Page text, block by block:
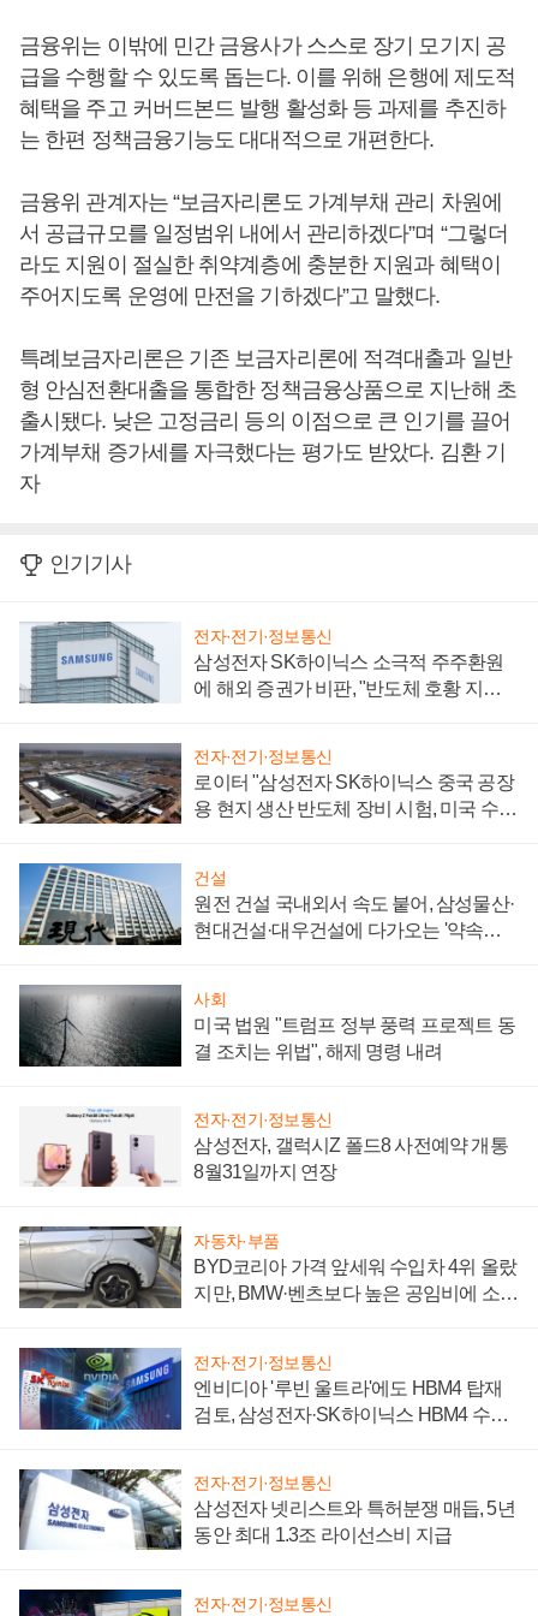
금융위는 이밖에 민간 금융사가 스스로 장기 모기지 공
급을 수행할 수 있도록 돕는다. 이를 위해 은행에 제도적
혜택을 주고 커버드본드 발행 활성화 등 과제를 추진하
는 한편 정책금융기능도 대대적으로 개편한다.
금융위 관계자는 “보금자리론도 가계부채 관리 차원에
서 공급규모를 일정범위 내에서 관리하겠다”며 “그렇더
라도 지원이 절실한 취약계층에 충분한 지원과 혜택이
주어지도록 운영에 만전을 기하겠다”고 말했다.
특례보금자리론은 기존 보금자리론에 적격대출과 일반
형 안심전환대출을 통합한 정책금융상품으로 지난해 초
출시됐다. 낮은 고정금리 등의 이점으로 큰 인기를 끌어
가계부채 증가세를 자극했다는 평가도 받았다. 김환 기
자
인기기사
전자·전기·정보통신
삼성전자 SK하이닉스 소극적 주주환원
에 해외 증권가 비판, "반도체 호황 지속
전자·전기·정보통신
로이터 "삼성전자 SK하이닉스 중국 공장
용 현지 생산 반도체 장비 시험, 미국 수출
건설
원전 건설 국내외서 속도 붙어, 삼성물산·
현대건설·대우건설에 다가오는 '약속의
사회
미국 법원 "트럼프 정부 풍력 프로젝트 동
결 조치는 위법", 해제 명령 내려
전자·전기·정보통신
삼성전자, 갤럭시Z 폴드8 사전예약 개통
8월31일까지 연장
자동차·부품
BYD코리아 가격 앞세워 수입차 4위 올랐
지만, BMW·벤츠보다 높은 공임비에 소비
전자·전기·정보통신
엔비디아 '루빈 울트라'에도 HBM4 탑재
검토, 삼성전자·SK하이닉스 HBM4 수율
전자·전기·정보통신
삼성전자 넷리스트와 특허분쟁 매듭, 5년
동안 최대 1.3조 라이선스비 지급
전자·전기·정보통신